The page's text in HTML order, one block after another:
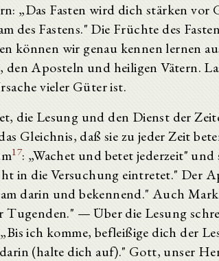
„Das Fasten wird dich stärken vor
des Fastens." Die Früchte des
können wir genau kennen lernen
Aposteln und heiligen Vätern.
vieler Güter ist.
die Lesung und den Dienst der
Gleichnis, daß sie zu jeder Zeit
17: „Wachet und betet jederzeit"
in die Versuchung eintretet." Der
darin und bekennend." Auch
— Über die Lesung
ich komme, befleißige dich der
(halte dich auf)." Gott, unser